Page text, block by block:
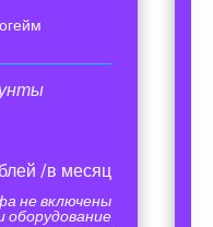
/в месяц
не включены
оборудование